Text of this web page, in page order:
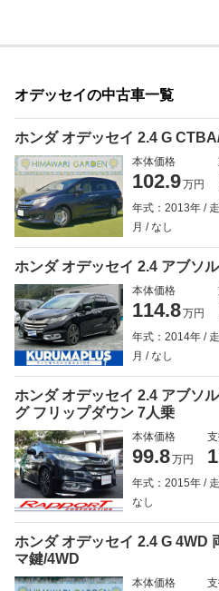
オデッセイの中古車一覧
ホンダ オデッセイ 2.4 G
本体価格
102.9万円
年式：2013年
月
なし
ホンダ オデッセイ 2.4 アブソ
本体価格
114.8万円
年式：2014年
月
なし
ホンダ オデッセイ 2.4 アブソ
グ フリップダウン 7人乗
本体価格
99.8万円
年式：2015年
なし
ホンダ オデッセイ 2.4 G 4WD
マ鍵/4WD
本体価格